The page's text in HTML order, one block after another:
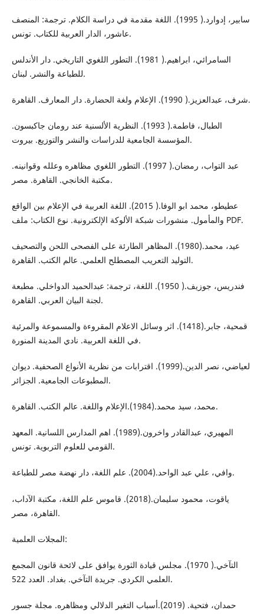
سابير، إدوارد.( 1995). اللغة مقدمة في دراسة الكلام. ترجمة: المنصف
عاشور، الدار العربية للكتاب. تونس.
السامرائي، ابراهيم.( 1981). التطور اللغوي التاريخي. دار الأندلس
للطباعة والنشر. لبنان.
شرف، عبدالعزيز.( 1990). الإعلام ولغة الحضارة. دار المعارف. القاهرة.
الطبال، فاطمة.( 1993). النظرية الألسنية عند رومان جاكبسون.
المؤسسة الجامعية للدراسات والنشر والتوزيع. بيروت.
عبد التواب، رمضان.( 1997). التطور اللغوي مظاهره وعلله وقوانينه.
مكتبة الخانجي. القاهرة. مصر.
عطيطو، محمد ابو الوفا.( 2015). اللغة العربية في الإعلام بين الواقع
والمأمول. منشورات شبكة الألوكة الإلكترونية. نوع الكتاب: ملف PDF.
عيد، محمد.(1980). المظاهر الطارئة على الفصحى اللحن والتصحيف
التوليد التعريب المصطلح العلمي. عالم الكتب. القاهرة.
فندريس، جوزيف.( 1950). اللغة، ترجمة: عبدالحميد الدواخلي. مطبعة
لجنة البيان العربي. القاهرة.
قمحية، جابر.(1418). اثر وسائل الاعلام المقروءة والمسموعة والمرئية
في اللغة العربية. نادي المدينة المنورة.
لعياضي، نصر الدين.(1999). اقترابات من نظرية الأنواع الصحفية. ديوان
المطبوعات الجامعية. الجزائر.
محمد، سيد محمد.(1984).الإعلام واللغة. عالم الكتب. القاهرة.
المهيري، عبدالقادر واخرون.(1989). اهم المدارس اللسانية. المعهد
القومي للعلوم التربوية. تونس.
وافي، علي عبد الواحد.(2004). علم اللغة، دار نهضة مصر للطباعة.
ياقوت، محمود سليمان.(2018). قاموس علم اللغة، مكتبة الآداب،
القاهرة، مصر.
المجلات العلمية:
التآخي.( 1970). مجلس قيادة الثورة يوافق على لائحة قانون المجمع
العلمي الكردي. جريدة التآخي. بغداد. العدد 522.
حمدان، فتحية. (2019).أسباب التغير الدلالي ومظاهره. مجلة جسور